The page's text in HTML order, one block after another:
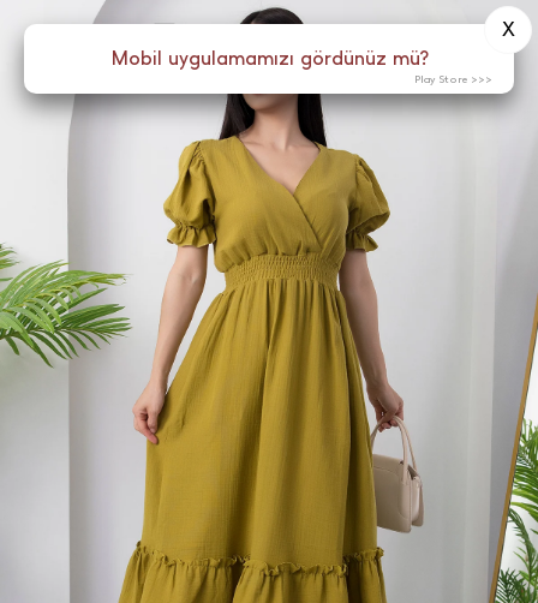
Menü
Mobil uygulamamızı gördünüz mü?
X
Play Store >>>